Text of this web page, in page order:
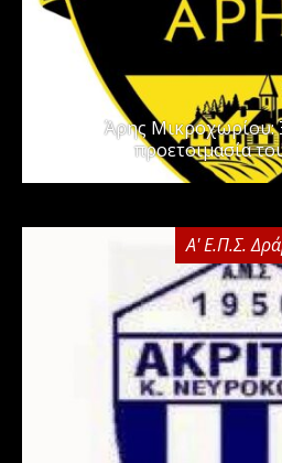
Άρης Μικροχωρίου:
προετοιμασία
Α' Ε.Π.Σ.